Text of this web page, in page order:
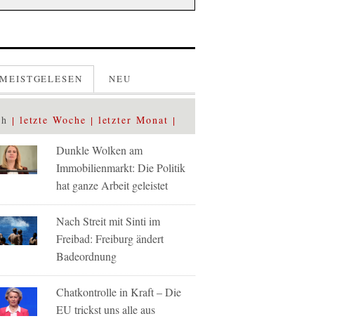
MEISTGELESEN NEU
letzte Woche letzter Monat
Dunkle Wolken am
Immobilienmarkt: Die Politik
hat ganze Arbeit geleistet
Nach Streit mit Sinti im
Freibad: Freiburg ändert
Badeordnung
Chatkontrolle in Kraft – Die
EU trickst uns alle aus